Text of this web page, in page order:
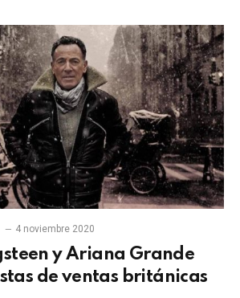
4 noviembre 2020
y Ariana Grande
de ventas británicas